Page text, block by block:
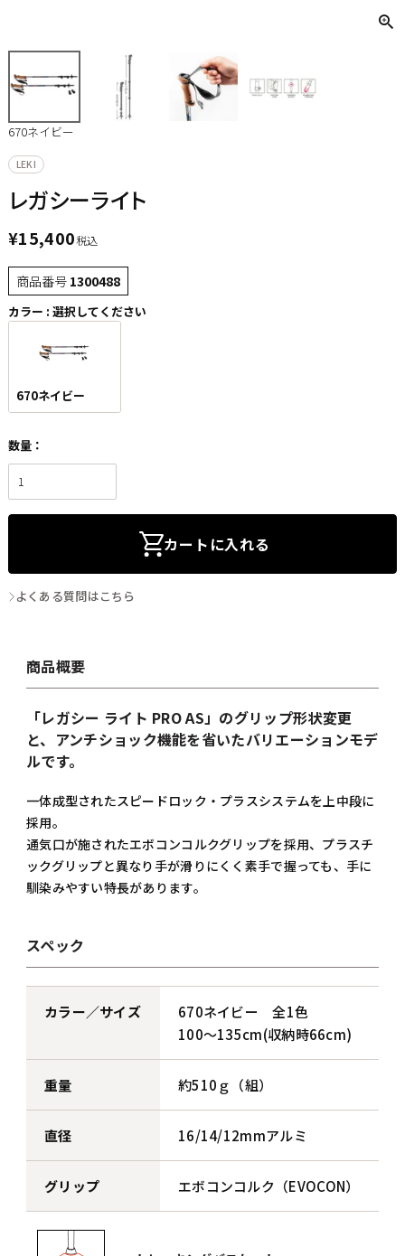
670ネイビー
LEKI
レガシーライト
¥15,400税込
商品番号 1300488
カラー 選択してください
670ネイビー
カートに入れる
よくある質問はこちら
商品概要
「レガシー ライト PRO AS」のグリップ形状変更
と、アンチショック機能を省いたバリエーションモデ
ルです。
一体成型されたスピードロック・プラスシステムを上中段に
採用。
通気口が施されたエボコンコルクグリップを採用、プラスチ
ックグリップと異なり手が滑りにくく素手で握っても、手に
馴染みやすい特長があります。
スペック
カラー／サイズ
670ネイビー 全1色
100～135cm(収納時66cm)
重量 約510ｇ（組）
直径 16/14/12mmアルミ
グリップ エボコンコルク（EVOCON）